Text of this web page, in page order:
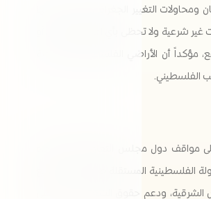
ومحاولات التغيير الجغرافي التي تقوم بها
غير شرعية ولا تحظى بأي اعتراف إقليمي أو
مؤكداً أن الأراضي الفلسطينية المسلوبة
الفلسطيني.
مواقف دول مجلس التعاون الثابتة تجاه
الفلسطينية المستقلة ضمن حدود الرابع
القدس الشرقية، ودعم حقوق الشعب الفلسطيني